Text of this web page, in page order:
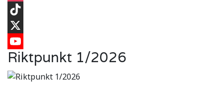
Instagram
TikTok
X
YouTube
Riktpunkt 1/2026